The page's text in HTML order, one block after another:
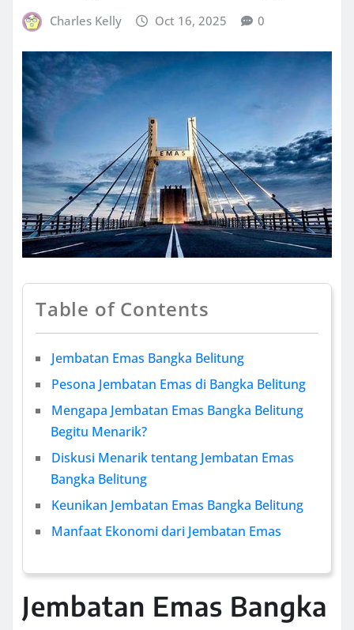
Charles Kelly Oct 16, 2025 0
Table of Contents
Jembatan Emas Bangka Belitung
Pesona Jembatan Emas di Bangka Belitung
Mengapa Jembatan Emas Bangka Belitung
Begitu Menarik?
Diskusi Menarik tentang Jembatan Emas
Bangka Belitung
Keunikan Jembatan Emas Bangka Belitung
Manfaat Ekonomi dari Jembatan Emas
Jembatan Emas Bangka